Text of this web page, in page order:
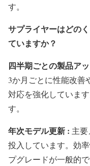
す。
サプライヤーはどの
ていますか？
四半期ごとの製品ア
3か月ごとに性能改善
対応を強化していま
す。
年次モデル更新 : 主
投入しています。効
プグレードが一般的で